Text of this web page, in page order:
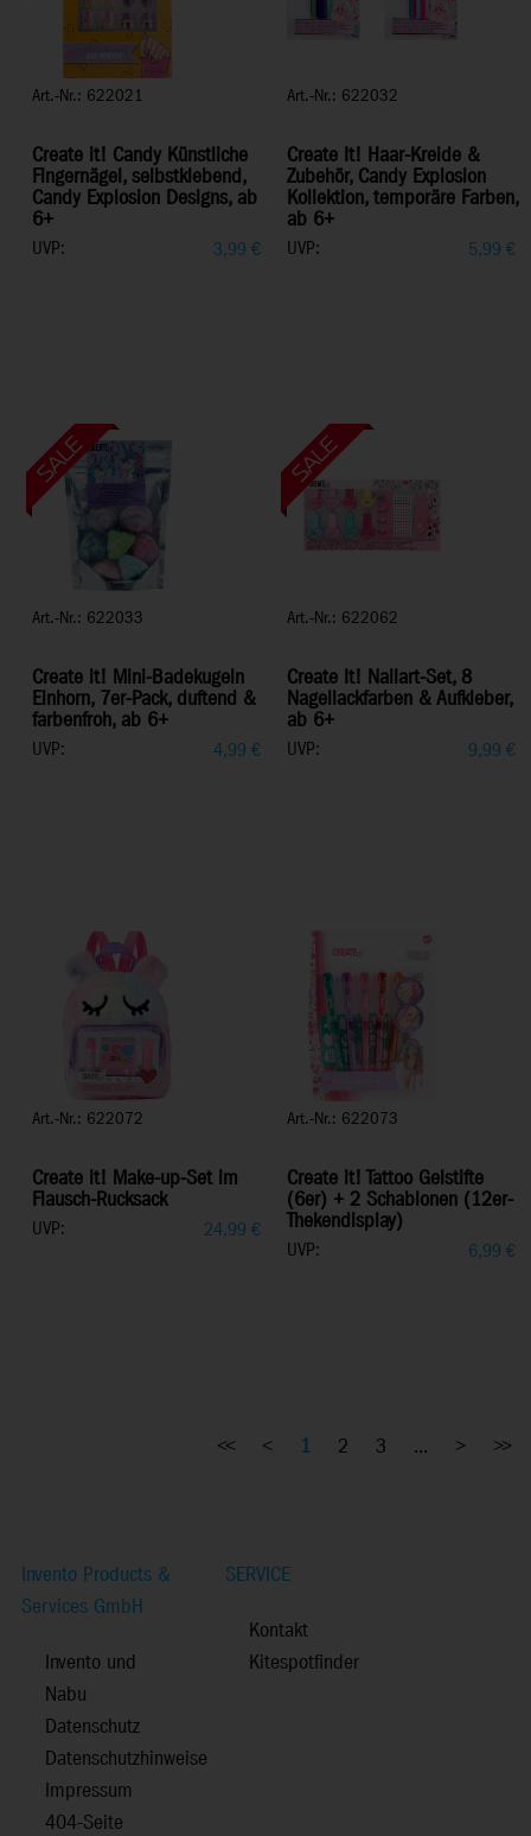
Art.-Nr.: 622021
Create it! Candy Künstliche
Fingernägel, selbstklebend,
Candy Explosion Designs, ab
6+
UVP: 3,99 €
Art.-Nr.: 622032
Create It! Haar-Kreide &
Zubehör, Candy Explosion
Kollektion, temporäre Farben,
ab 6+
UVP: 5,99 €
Art.-Nr.: 622033
Create it! Mini-Badekugeln
Einhorn, 7er-Pack, duftend &
farbenfroh, ab 6+
UVP: 4,99 €
Art.-Nr.: 622062
Create It! Nailart-Set, 8
Nagellackfarben & Aufkleber,
ab 6+
UVP: 9,99 €
Art.-Nr.: 622072
Create it! Make-up-Set im
Flausch-Rucksack
UVP: 24,99 €
Art.-Nr.: 622073
Create it! Tattoo Gelstifte
(6er) + 2 Schablonen (12er-
Thekendisplay)
UVP: 6,99 €
<< < 1 2 3 ... > >>
Invento Products &
Services GmbH
Invento und
Nabu
Datenschutz
Datenschutzhinweise
Impressum
404-Seite
SERVICE
Kontakt
Kitespotfinder